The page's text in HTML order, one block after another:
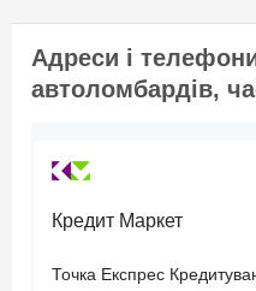
Адреси і
автоломбардів,
Кредит Маркет
Точка Експрес